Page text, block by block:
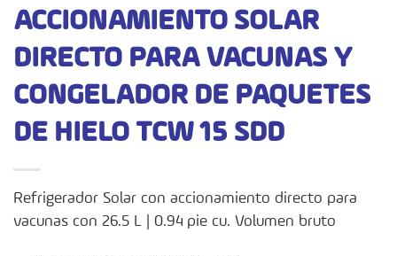
ACCIONAMIENTO SOLAR
DIRECTO PARA VACUNAS Y
CONGELADOR DE PAQUETES
DE HIELO TCW 15 SDD
Refrigerador Solar con accionamiento directo para
vacunas con 26.5 L | 0.94 pie cu. Volumen bruto